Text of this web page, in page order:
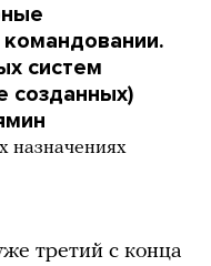
систем
созданных)
назначениях
третий с конца